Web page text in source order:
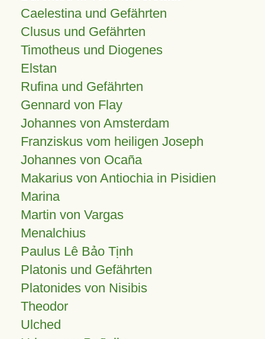
Caelestina und Gefährten
Clusus und Gefährten
Timotheus und Diogenes
Elstan
Rufina und Gefährten
Gennard von Flay
Johannes von Amsterdam
Franziskus vom heiligen Joseph
Johannes von Ocaña
Makarius von Antiochia in Pisidien
Marina
Martin von Vargas
Menalchius
Paulus Lê Bảo Tịnh
Platonis und Gefährten
Platonides von Nisibis
Theodor
Ulched